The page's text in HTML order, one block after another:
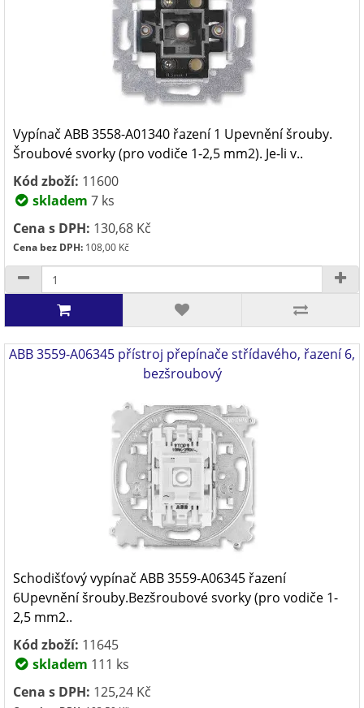
Vypínač ABB 3558-A01340 řazení 1 Upevnění šrouby.
Šroubové svorky (pro vodiče 1-2,5 mm2). Je-li v..
Kód zboží: 11600
skladem 7 ks
Cena s DPH: 130,68 Kč
Cena bez DPH: 108,00 Kč
ABB 3559-A06345 přístroj přepínače střídavého, řazení 6,
bezšroubový
Schodišťový vypínač ABB 3559-A06345 řazení
6Upevnění šrouby.Bezšroubové svorky (pro vodiče 1-
2,5 mm2..
Kód zboží: 11645
skladem 111 ks
Cena s DPH: 125,24 Kč